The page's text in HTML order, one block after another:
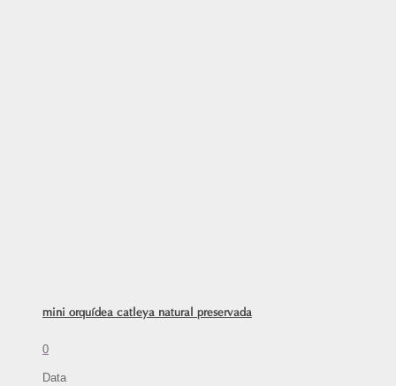
mini orquídea catleya natural preservada
0
Data